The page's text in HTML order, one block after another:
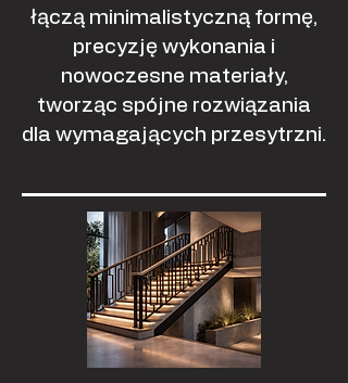
łączą minimalistyczną formę,
precyzję wykonania i
nowoczesne materiały,
tworząc spójne rozwiązania
dla wymagających przesytrzni.